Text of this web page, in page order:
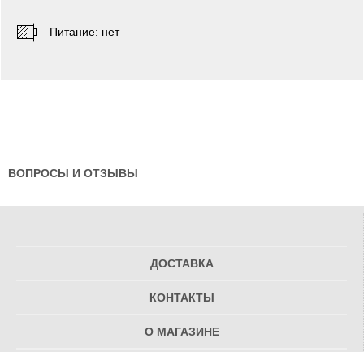
Питаниe: нет
ВОПРОСЫ И ОТЗЫВЫ
ДОСТАВКА
КОНТАКТЫ
О МАГАЗИНЕ